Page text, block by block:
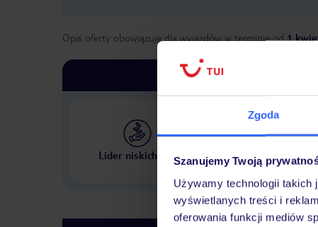
Zgoda
Szanujemy Twoją
Używamy technologii takich
wyświetlanych treści i
oferowania funkcji mediów
Opis oferty obowiązuje dla wyjazdów w terminie od 1
Lider niskich cen
w Polsce